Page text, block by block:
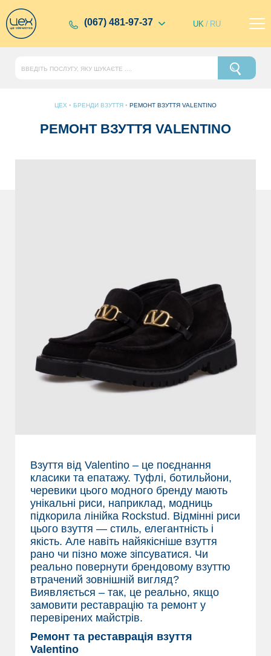
(067) 481-97-37 UK / RU
ЦЕХ • БРЕНДИ ВЗУТТЯ • РЕМОНТ ВЗУТТЯ VALENTINO
РЕМОНТ ВЗУТТЯ VALENTINO
Взуття від Valentino – це поєднання
класики та епатажу. Туфлі, ботильйони,
черевики цього модного бренду мають
унікальні риси, наприклад, модниць
підкорила лінійка Rockstud. Відмінні риси
цього взуття — стиль, елегантність і
якість. Але навіть найякісніше взуття
рано чи пізно може зіпсуватися. Чи
реально повернути брендовому взуттю
втрачений зовнішній вигляд?
Виявляється – так, це реально, якщо
замовити реставрацію та ремонт у
перевірених майстрів.
Ремонт та реставрація взуття
Valentino